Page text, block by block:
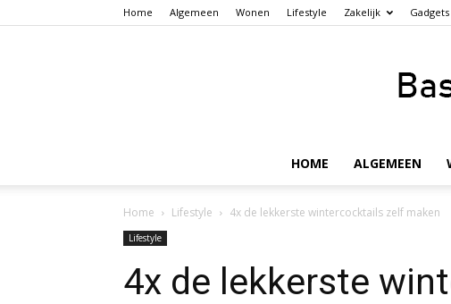
Home Algemeen Wonen Lifestyle Zakelijk Gadgets
HOME ALGEMEEN
Home Lifestyle 4x de lekkerste wintercocktails zelf maken
Lifestyle
4x de lekkerste